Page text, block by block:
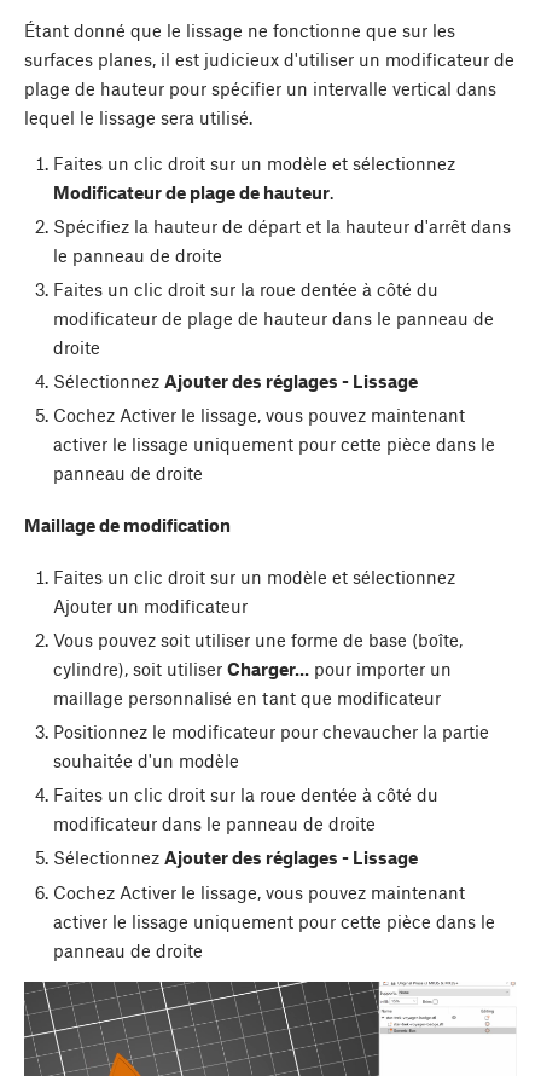
Étant donné que le lissage ne fonctionne que sur les
surfaces planes, il est judicieux d'utiliser un modificateur de
plage de hauteur pour spécifier un intervalle vertical dans
lequel le lissage sera utilisé.
Faites un clic droit sur un modèle et sélectionnez
Modificateur de plage de hauteur.
Spécifiez la hauteur de départ et la hauteur d'arrêt dans
le panneau de droite
Faites un clic droit sur la roue dentée à côté du
modificateur de plage de hauteur dans le panneau de
droite
Sélectionnez Ajouter des réglages - Lissage
Cochez Activer le lissage, vous pouvez maintenant
activer le lissage uniquement pour cette pièce dans le
panneau de droite
Maillage de modification
Faites un clic droit sur un modèle et sélectionnez
Ajouter un modificateur
Vous pouvez soit utiliser une forme de base (boîte,
cylindre), soit utiliser Charger...pour importer un
maillage personnalisé en tant que modificateur
Positionnez le modificateur pour chevaucher la partie
souhaitée d'un modèle
Faites un clic droit sur la roue dentée à côté du
modificateur dans le panneau de droite
Sélectionnez Ajouter des réglages - Lissage
Cochez Activer le lissage, vous pouvez maintenant
activer le lissage uniquement pour cette pièce dans le
panneau de droite